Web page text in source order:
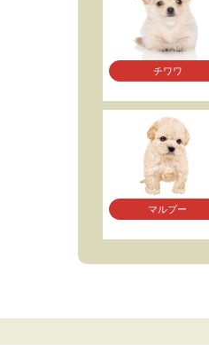
チワワ
マルプー